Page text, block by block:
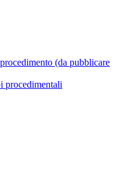
(da pubblicare
procedimentali